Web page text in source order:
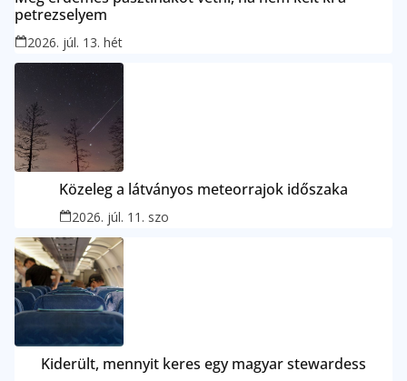
petrezselyem
2026. júl. 13. hét
Közeleg a látványos meteorrajok időszaka
2026. júl. 11. szo
Kiderült, mennyit keres egy magyar stewardess